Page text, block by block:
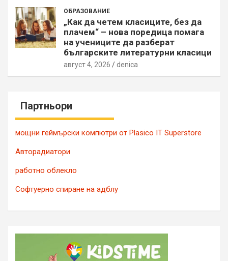
ОБРАЗОВАНИЕ
„Как да четем класиците, без да
плачем“ – нова поредица помага
на учениците да разберат
българските литературни класици
август 4, 2026 denica
Партньори
мощни геймърски компютри от Plasico IT Superstore
Авторадиатори
работно облекло
Софтуерно спиране на адблу